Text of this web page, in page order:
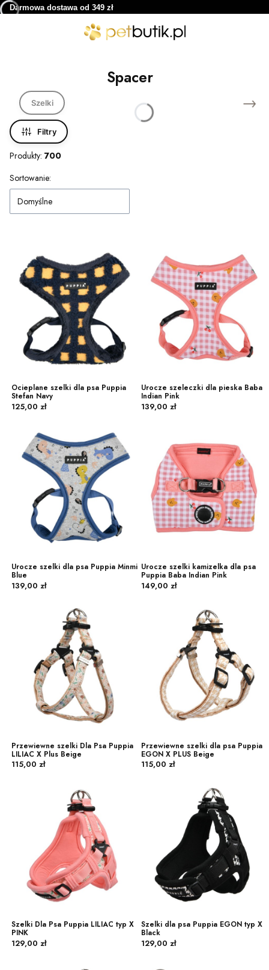
Darmowa dostawa od 349 zł
Spacer
Szelki
Filtry
Produkty: 700
Lista produktów
Sortowanie:
Domyślne
Ocieplane szelki dla psa Puppia
Stefan Navy
Cena
125,00 zł
Urocze szeleczki dla pieska Baba
Indian Pink
Cena
139,00 zł
Urocze szelki dla psa Puppia Minmi
Blue
Cena
139,00 zł
Urocze szelki kamizelka dla psa
Puppia Baba Indian Pink
Cena
149,00 zł
Przewiewne szelki Dla Psa Puppia
LILIAC X Plus Beige
Cena
115,00 zł
Przewiewne szelki dla psa Puppia
EGON X PLUS Beige
Cena
115,00 zł
Szelki Dla Psa Puppia LILIAC typ X
PINK
Cena
129,00 zł
Szelki dla psa Puppia EGON typ X
Black
Cena
129,00 zł